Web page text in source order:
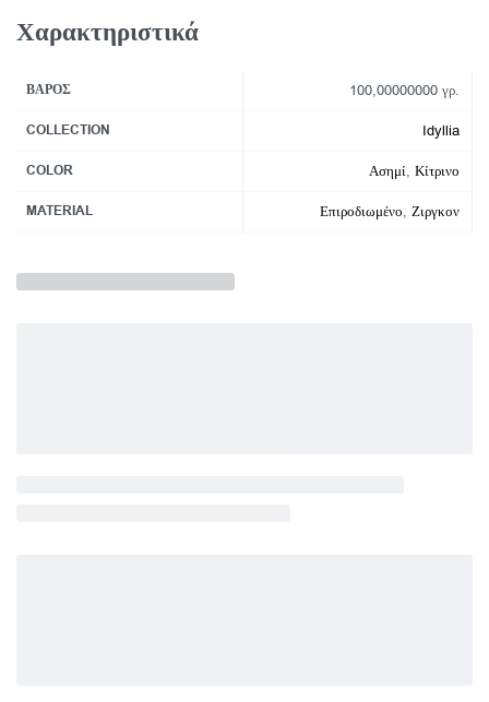
Χαρακτηριστικά
ΒΆΡΟΣ 100,00000000 γρ.
COLLECTION Idyllia
COLOR Ασημί, Κίτρινο
MATERIAL Επιροδιωμένο, Ζιργκον